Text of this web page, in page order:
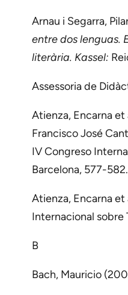
Arnau i Segarra,
entre dos lenguas.
literària. Kassel:
Assessoria de
Atienza, Encarna
Francisco José
IV Congreso
Barcelona, 577-582.
Atienza, Encarna
Internacional sobre
B
Bach, Mauricio